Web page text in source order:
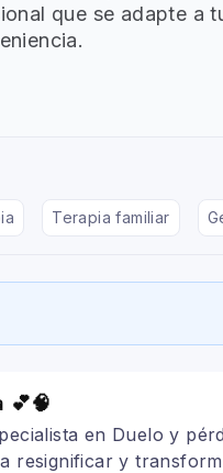
que se adapte a
Terapia familiar
💕🧠
en Duelo y
resignificar y